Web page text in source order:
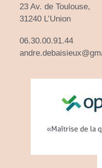
23 Av. de Toulouse,
31240 L’Union
06.30.00.91.44